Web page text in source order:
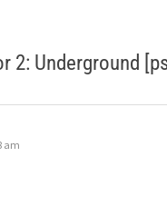
2: Underground
am